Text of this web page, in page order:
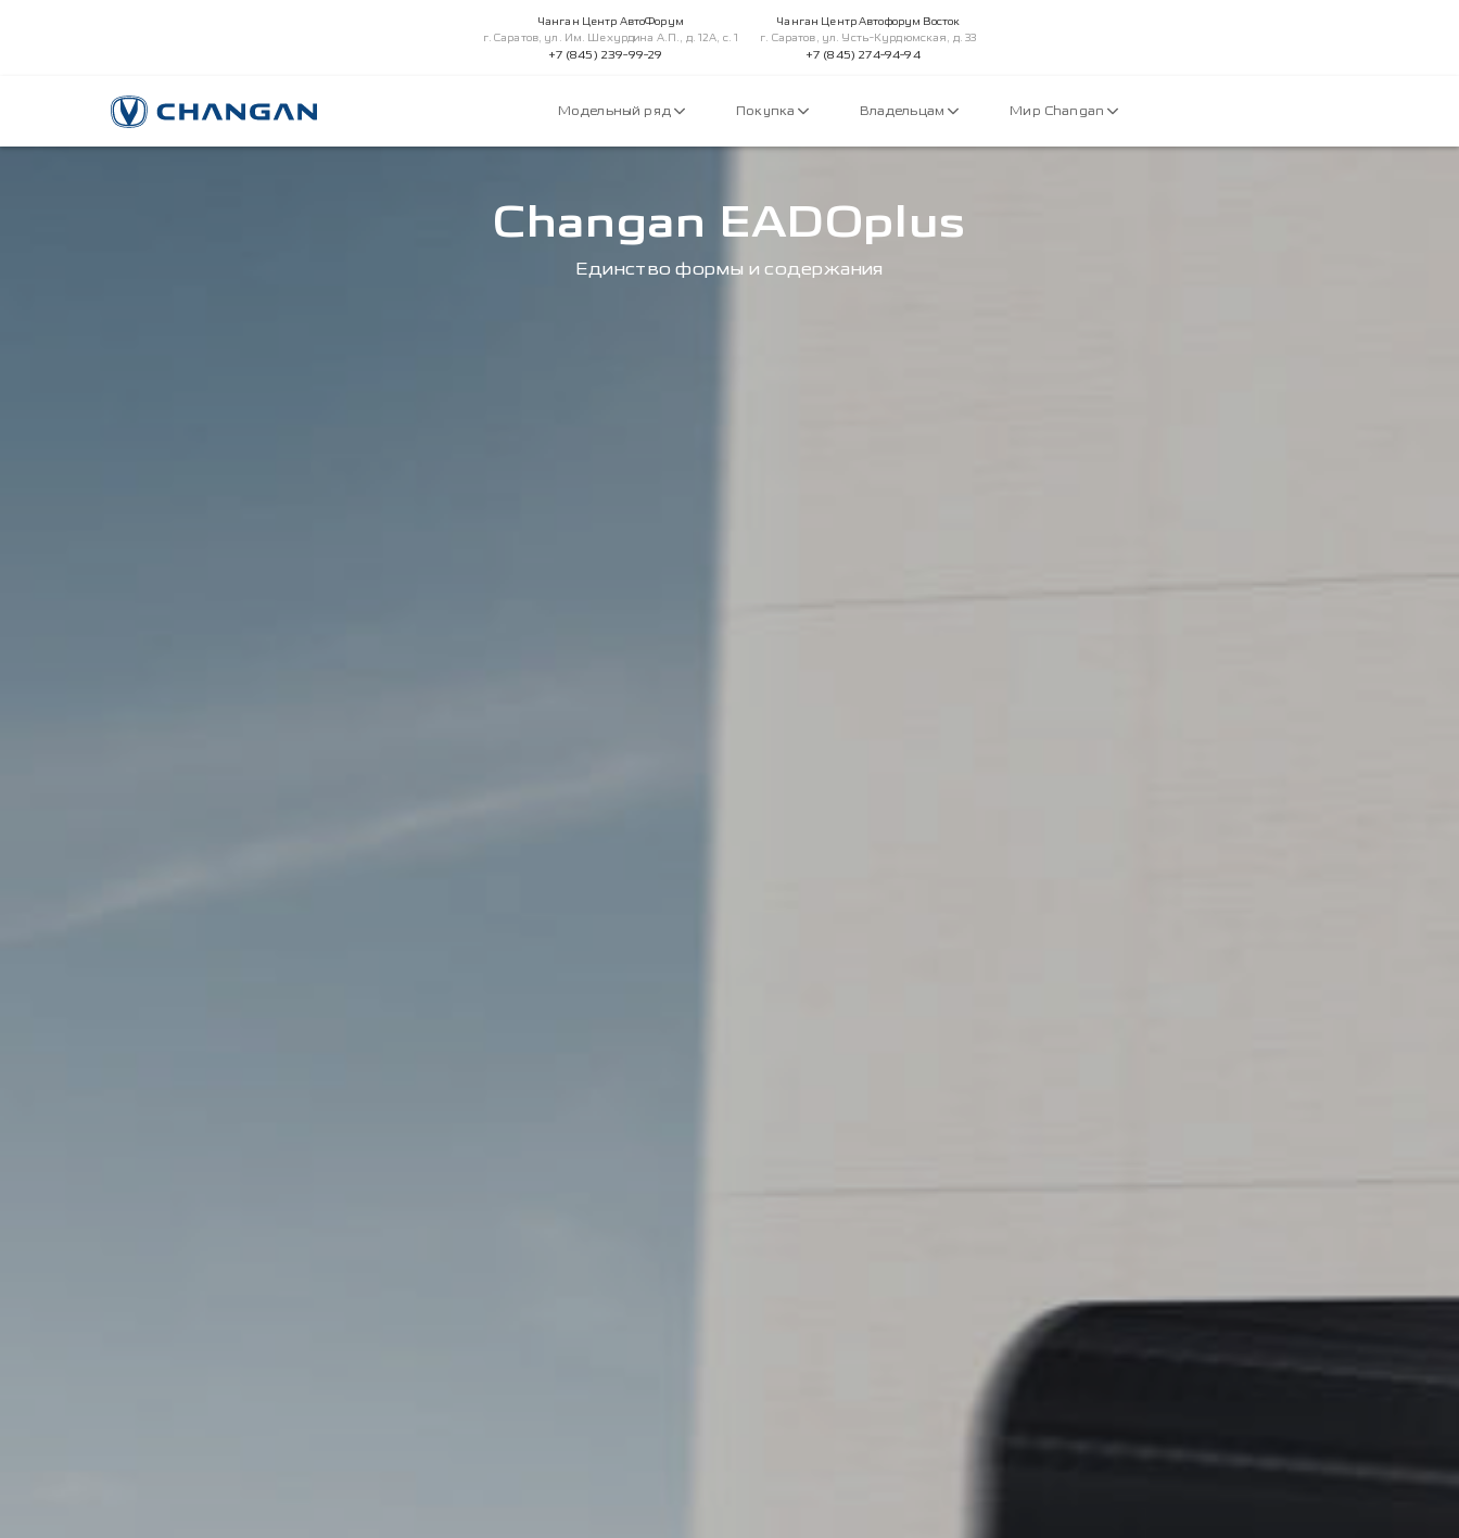
Чанган Центр АвтоФорум
г. Саратов, ул. Им. Шехурдина А.П., д. 12А, с. 1
+7 (845) 239-99-29
Чанган Центр Автофорум Восток
г. Саратов, ул. Усть-Курдюмская, д. 33
+7 (845) 274-94-94
Модельный ряд Покупка Владельцам Мир Changan
Changan EADOplus
Единство формы и содержания